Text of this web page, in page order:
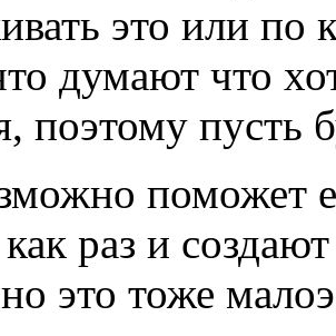
это или по
думают что
поэтому пусть
поможет
раз и
это тоже